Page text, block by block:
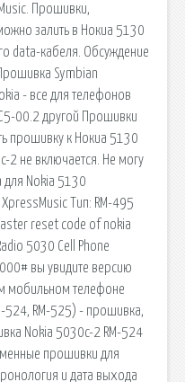
Прошивки,
залить в Нокиа 5130
data-кабеля. Обсуждение
Symbian
- все для телефонов
00.2 другой Прошивки
прошивку к Нокиа 5130
2 не включается. Не могу
Nokia 5130
Тип: RM-495
reset code of nokia
5030 Cell Phone
вы увидите версию
мобильном телефоне
524, RM-525) - прошивка,
Nokia 5030c-2 RM-524
прошивки для
и дата выхода